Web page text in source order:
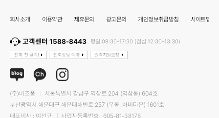
회사소개 이용약관 제휴문의 광고문의 개인정보취급방침 사이트맵
고객센터 1588-8443 평일 09:30-17:30 (점심 12:30-13:30)
전화 전 클릭! 전화상담 예약 원격지원요청
(주)비즈폼
서울특별시 강남구 역삼로 204 (역삼동) 604호
부산광역시 해운대구 해운대해변로 257 (우동, 하버타운) 1601호
대표이사 : 이선규
사업자등록번호 : 605-81-38178